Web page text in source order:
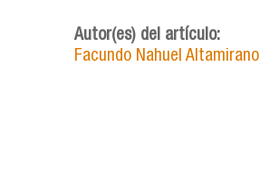
Autor(es) del artículo:
Facundo Nahuel Altamirano